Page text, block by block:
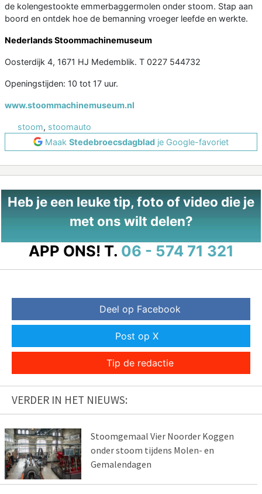
de kolengestookte emmerbaggermolen onder stoom. Stap aan
boord en ontdek hoe de bemanning vroeger leefde en werkte.
Nederlands Stoommachinemuseum
Oosterdijk 4, 1671 HJ Medemblik. T 0227 544732
Openingstijden: 10 tot 17 uur.
www.stoommachinemuseum.nl
stoom, stoomauto
Maak Stedebroecsdagblad je Google-favoriet
Heb je een leuke tip, foto of video die je
met ons wilt delen?
APP ONS! T. 06 - 574 71 321
Deel op Facebook
Post op X
Tip de redactie
VERDER IN HET NIEUWS:
Stoomgemaal Vier Noorder Koggen
onder stoom tijdens Molen- en
Gemalendagen